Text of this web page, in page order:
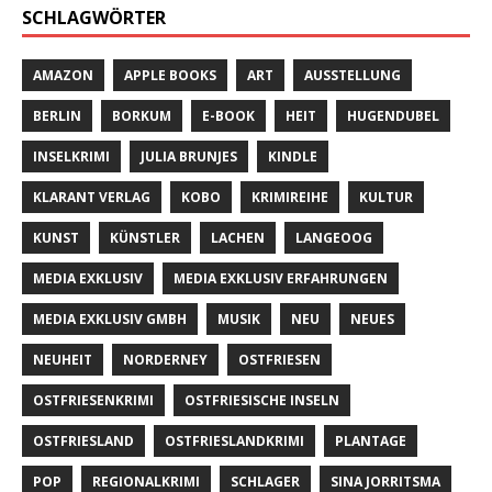
SCHLAGWÖRTER
AMAZON APPLE BOOKS ART AUSSTELLUNG
BERLIN BORKUM E-BOOK HEIT HUGENDUBEL
INSELKRIMI JULIA BRUNJES KINDLE
KLARANT VERLAG KOBO KRIMIREIHE KULTUR
KUNST KÜNSTLER LACHEN LANGEOOG
MEDIA EXKLUSIV MEDIA EXKLUSIV ERFAHRUNGEN
MEDIA EXKLUSIV GMBH MUSIK NEU NEUES
NEUHEIT NORDERNEY OSTFRIESEN
OSTFRIESENKRIMI OSTFRIESISCHE INSELN
OSTFRIESLAND OSTFRIESLANDKRIMI PLANTAGE
POP REGIONALKRIMI SCHLAGER SINA JORRITSMA